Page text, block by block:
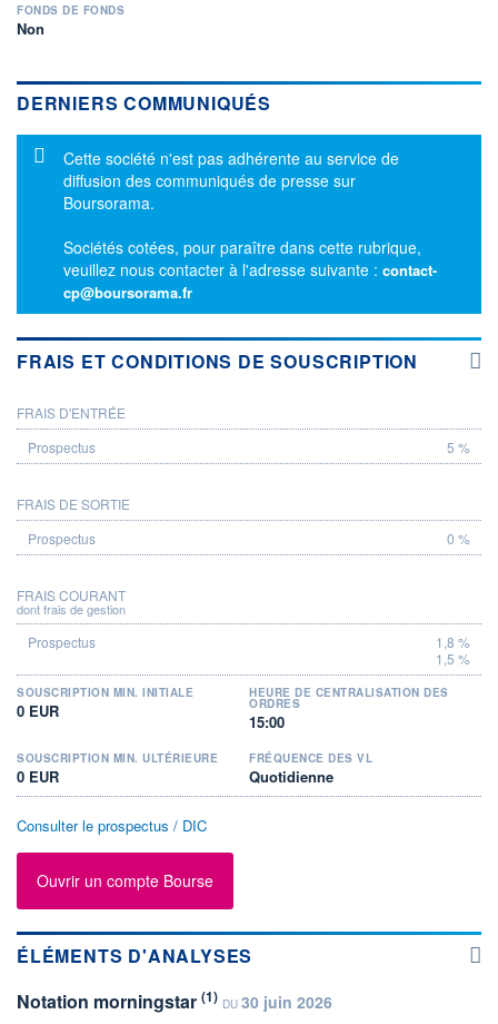
FONDS DE FONDS
Non
DERNIERS COMMUNIQUÉS
Message d'information
Cette société n'est pas adhérente au service de
diffusion des communiqués de presse sur
Boursorama.
Sociétés cotées, pour paraître dans cette rubrique,
veuillez nous contacter à l'adresse suivante : contact-
cp@boursorama.fr
FRAIS ET CONDITIONS DE SOUSCRIPTION
PROSPECTUS
FRAIS D'ENTRÉE
5 %
FRAIS DE SORTIE
0 %
FRAIS COURANT
dont frais de gestion
1,8 %
1,5 %
SOUSCRIPTION MIN. INITIALE
0 EUR
HEURE DE CENTRALISATION DES
ORDRES
15:00
SOUSCRIPTION MIN. ULTÉRIEURE
0 EUR
FRÉQUENCE DES VL
Quotidienne
Consulter le prospectus / DIC
Ouvrir un compte Bourse
ÉLÉMENTS D'ANALYSES
Notation morningstar (1) DU 30 juin 2026